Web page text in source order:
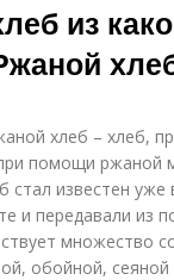
из
хлеб – хлеб,
помощи ржаной
стал известен уже
и передавали из
множество
обойной,